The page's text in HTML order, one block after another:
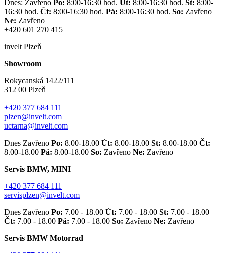
Dnes: Zavřeno Po: 8:00-16:30 hod. Út: 8:00-16:30 hod. St: 8:00-
16:30 hod. Čt: 8:00-16:30 hod. Pá: 8:00-16:30 hod. So: Zavřeno
Ne: Zavřeno
+420 601 270 415
invelt Plzeň
Showroom
Rokycanská 1422/111
312 00 Plzeň
+420 377 684 111
plzen@invelt.com
uctarna@invelt.com
Dnes Zavřeno Po: 8.00-18.00 Út: 8.00-18.00 St: 8.00-18.00 Čt:
8.00-18.00 Pá: 8.00-18.00 So: Zavřeno Ne: Zavřeno
Servis BMW, MINI
+420 377 684 111
servisplzen@invelt.com
Dnes Zavřeno Po: 7.00 - 18.00 Út: 7.00 - 18.00 St: 7.00 - 18.00
Čt: 7.00 - 18.00 Pá: 7.00 - 18.00 So: Zavřeno Ne: Zavřeno
Servis BMW Motorrad